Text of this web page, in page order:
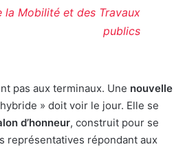
la Mobilité et des Travaux
publics
pas aux terminaux. Une nouvelle
» doit voir le jour. Elle se
d’honneur, construit pour se
représentatives répondant aux